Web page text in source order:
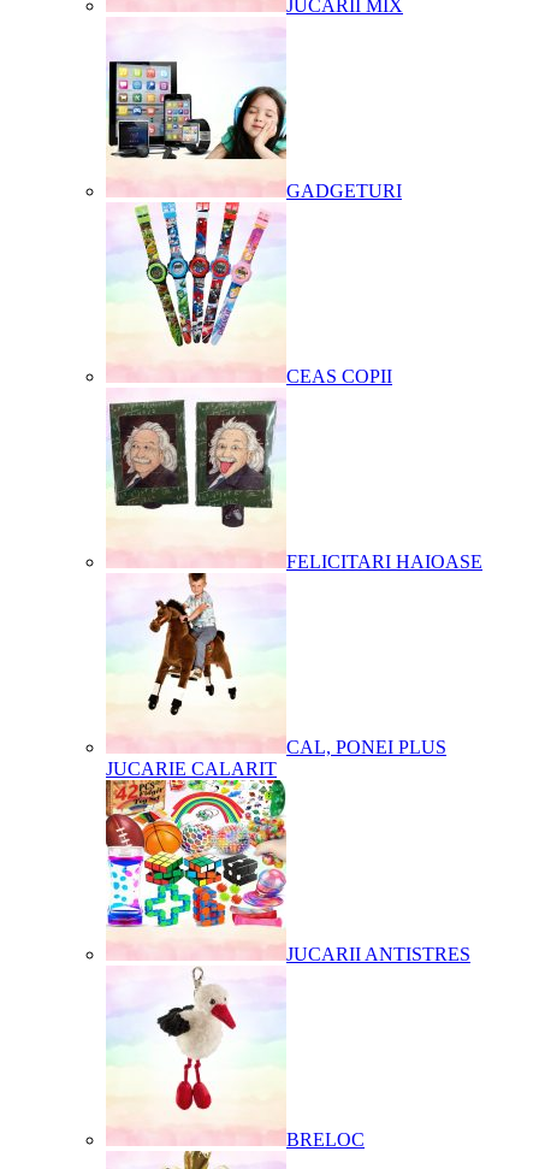
JUCARII MIX
GADGETURI
CEAS COPII
FELICITARI HAIOASE
CAL, PONEI PLUS
JUCARIE CALARIT
JUCARII ANTISTRES
BRELOC